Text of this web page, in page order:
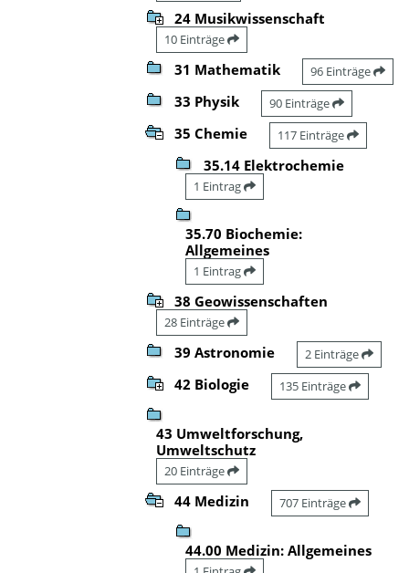
24 Musikwissenschaft
10 Einträge
31 Mathematik 96 Einträge
33 Physik 90 Einträge
35 Chemie 117 Einträge
35.14 Elektrochemie
1 Eintrag
35.70 Biochemie:
Allgemeines
1 Eintrag
38 Geowissenschaften
28 Einträge
39 Astronomie 2 Einträge
42 Biologie 135 Einträge
43 Umweltforschung,
Umweltschutz
20 Einträge
44 Medizin 707 Einträge
44.00 Medizin: Allgemeines